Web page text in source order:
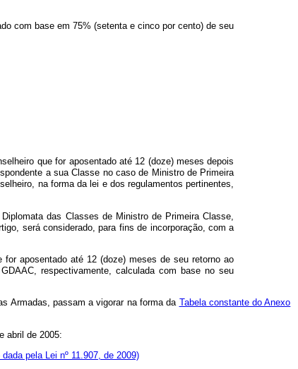
com base em 75% (setenta e cinco por cento) de seu
que for aposentado até 12 (doze) meses depois
a sua Classe no caso de Ministro de Primeira
na forma da lei e dos regulamentos pertinentes,
das Classes de Ministro de Primeira Classe,
será considerado, para fins de incorporação, com a
aposentado até 12 (doze) meses de seu retorno ao
respectivamente, calculada com base no seu
Armadas, passam a vigorar na forma da Tabela constante do Anexo
abril de 2005:
dada pela Lei nº 11.907, de 2009)